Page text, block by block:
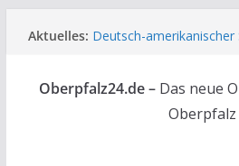
Inhalt
Aktuelles: Deutsch-amerikanischer
Unbekannte versuchen
einzubrechen
Audi prallt gegen
Oberpfalz24.de – Das neue
Oberpfalz